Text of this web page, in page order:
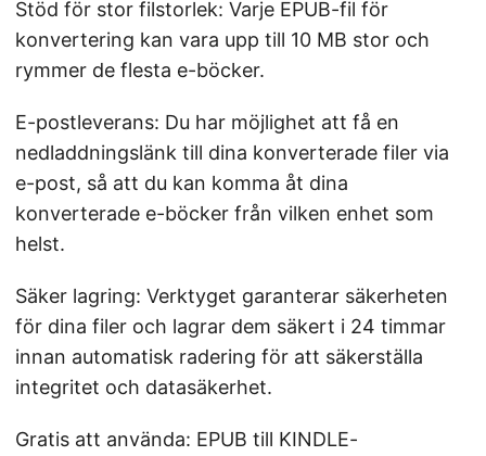
Stöd för stor filstorlek: Varje EPUB-fil för
konvertering kan vara upp till 10 MB stor och
rymmer de flesta e-böcker.
E-postleverans: Du har möjlighet att få en
nedladdningslänk till dina konverterade filer via
e-post, så att du kan komma åt dina
konverterade e-böcker från vilken enhet som
helst.
Säker lagring: Verktyget garanterar säkerheten
för dina filer och lagrar dem säkert i 24 timmar
innan automatisk radering för att säkerställa
integritet och datasäkerhet.
Gratis att använda: EPUB till KINDLE-